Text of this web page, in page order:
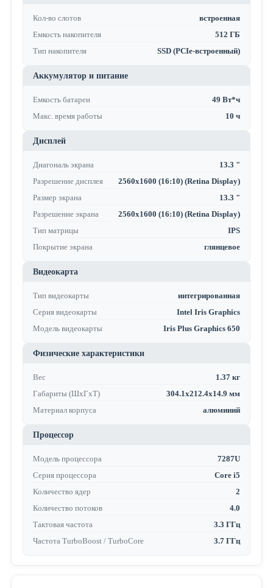
Кол-во слотов
встроенная
Емкость накопителя
512 ГБ
Тип накопителя
SSD (PCIe-встроенный)
Аккумулятор и питание
Емкость батареи
49 Вт*ч
Макс. время работы
10 ч
Дисплей
Диагональ экрана
13.3 "
Разрешение дисплея
2560x1600 (16:10) (Retina Display)
Размер экрана
13.3 "
Разрешение экрана
2560x1600 (16:10) (Retina Display)
Тип матрицы
IPS
Покрытие экрана
глянцевое
Видеокарта
Тип видеокарты
интегрированная
Серия видеокарты
Intel Iris Graphics
Модель видеокарты
Iris Plus Graphics 650
Физические характеристики
Вес
1.37 кг
Габариты (ШхГхТ)
304.1x212.4x14.9 мм
Материал корпуса
алюминий
Процессор
Модель процессора
7287U
Серия процессора
Core i5
Количество ядер
2
Количество потоков
4.0
Тактовая частота
3.3 ГГц
Частота TurboBoost / TurboCore
3.7 ГГц